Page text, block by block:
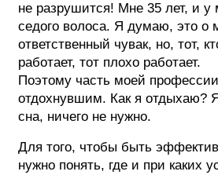
не разрушится! Мне 35 лет, и у
седого волоса. Я думаю, это о
ответственный чувак, но, тот,
работает, тот плохо работает.
Поэтому часть моей
отдохнувшим. Как я отдыхаю?
сна, ничего не нужно.
Для того, чтобы быть
нужно понять, где и при каких